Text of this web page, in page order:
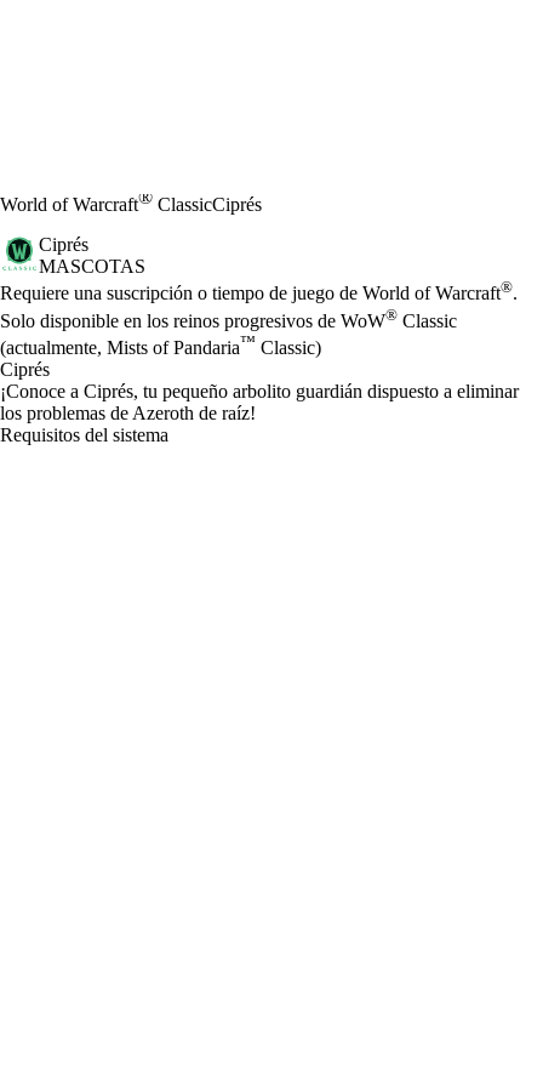
World of Warcraft® ClassicCiprés
Ciprés
MASCOTAS
Precio
Available actions
Requiere una suscripción o tiempo de juego de World of Warcraft®.
Solo disponible en los reinos progresivos de WoW® Classic
(actualmente, Mists of Pandaria™ Classic)
Ciprés
¡Conoce a Ciprés, tu pequeño arbolito guardián dispuesto a eliminar
los problemas de Azeroth de raíz!
Requisitos del sistema